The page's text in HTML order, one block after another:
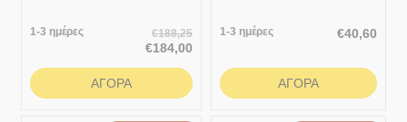
1-3 ημέρες €188,25
€184,00
ΑΓΟΡΆ
1-3 ημέρες €40,60
ΑΓΟΡΆ